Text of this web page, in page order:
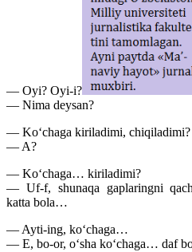
— Oyi? Oyi-i?
— Nima deysan?
— Ko‘chaga kiriladimi, chiqiladimi?
— A?
— Ko‘chaga… kiriladimi?
— Uf-f, shunaqa gaplaringni
katta bola…
— Ayti-ing, ko‘chaga…
— E, bo-or, o‘sha ko‘chaga… daf